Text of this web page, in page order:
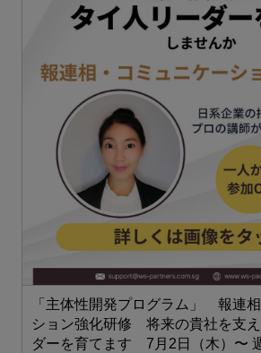
「主体性開発プログラム」 報連
ション強化研修 将来の貴社を支
ダーを育てます 7月2日（木）〜